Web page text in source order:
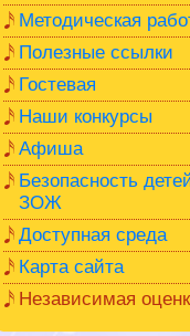
Методическая
Полезные ссылки
Гостевая
Наши конкурсы
Афиша
Безопасность
ЗОЖ
Доступная среда
Карта сайта
Независимая